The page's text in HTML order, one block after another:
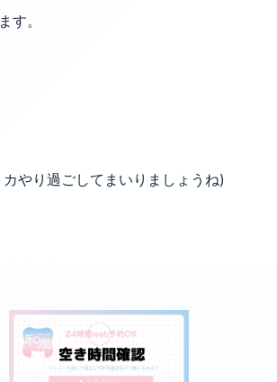
す。
やり過ごしてまいりましょうね)